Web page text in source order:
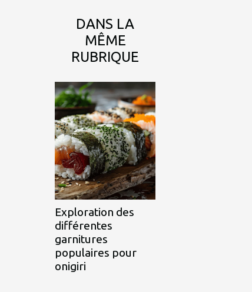
DANS LA
MÊME
RUBRIQUE
Exploration des
différentes
garnitures
populaires pour
onigiri